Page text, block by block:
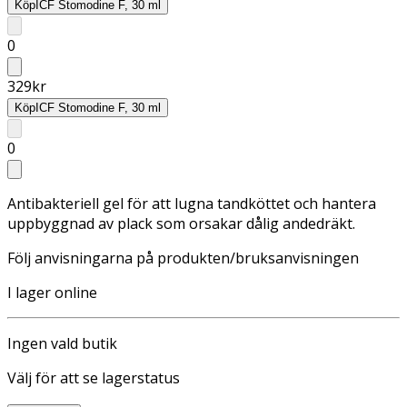
Köp ICF Stomodine F, 30 ml
0
329kr
KöpICF Stomodine F, 30 ml
0
Antibakteriell gel för att lugna tandköttet och hantera
uppbyggnad av plack som orsakar dålig andedräkt.
Följ anvisningarna på produkten/bruksanvisningen
I lager online
Ingen vald butik
Välj för att se lagerstatus